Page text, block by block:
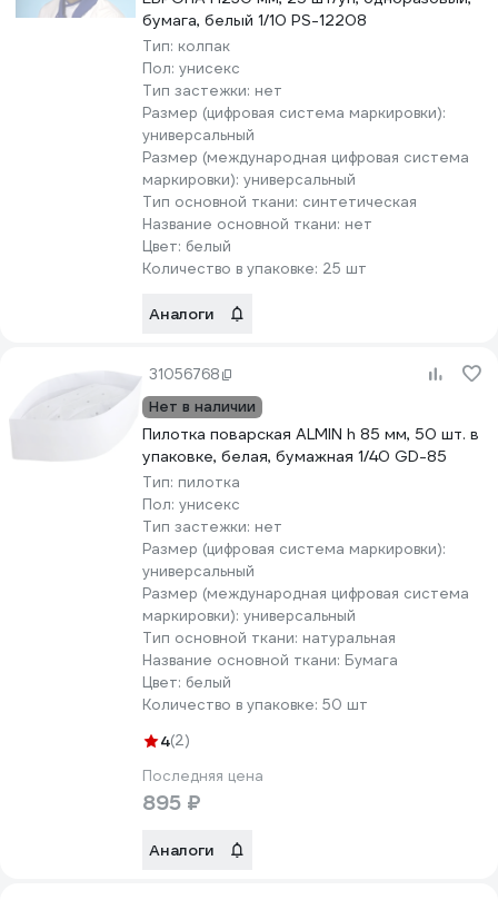
бумага, белый 1/10 PS-12208
Тип: колпак
Пол: унисекс
Тип застежки: нет
Размер (цифровая система маркировки):
универсальный
Размер (международная цифровая система
маркировки): универсальный
Тип основной ткани: синтетическая
Название основной ткани: нет
Цвет: белый
Количество в упаковке: 25 шт
Аналоги
31056768
Нет в наличии
Пилотка поварская ALMIN h 85 мм, 50 шт. в
упаковке, белая, бумажная 1/40 GD-85
Тип: пилотка
Пол: унисекс
Тип застежки: нет
Размер (цифровая система маркировки):
универсальный
Размер (международная цифровая система
маркировки): универсальный
Тип основной ткани: натуральная
Название основной ткани: Бумага
Цвет: белый
Количество в упаковке: 50 шт
4(2)
Последняя цена
895 ₽
Аналоги